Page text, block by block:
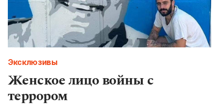
Эксклюзивы
Женское лицо войны с
террором